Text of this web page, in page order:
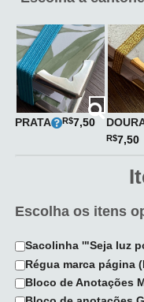
PRATA R$7,50
R$7,50
Escolha os itens
Sacolinha '"Seja luz
Régua marca página
Bloco de Anotações